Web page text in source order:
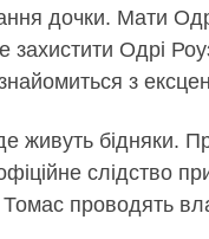
дочки. Мати
захистити Одрі
з
живуть бідняки.
слідство
проводять